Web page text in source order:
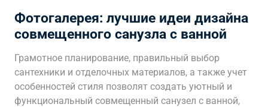
Фотогалерея: лучшие идеи дизайна
совмещенного санузла с ванной
Грамотное планирование, правильный выбор
сантехники и отделочных материалов, а также учет
особенностей стиля позволят создать уютный и
функциональный совмещенный санузел с ванной,